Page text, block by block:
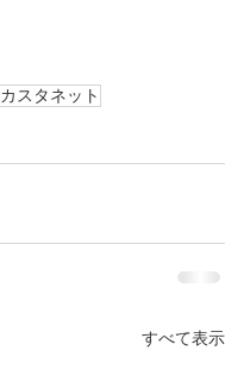
カスタネット
すべて表示